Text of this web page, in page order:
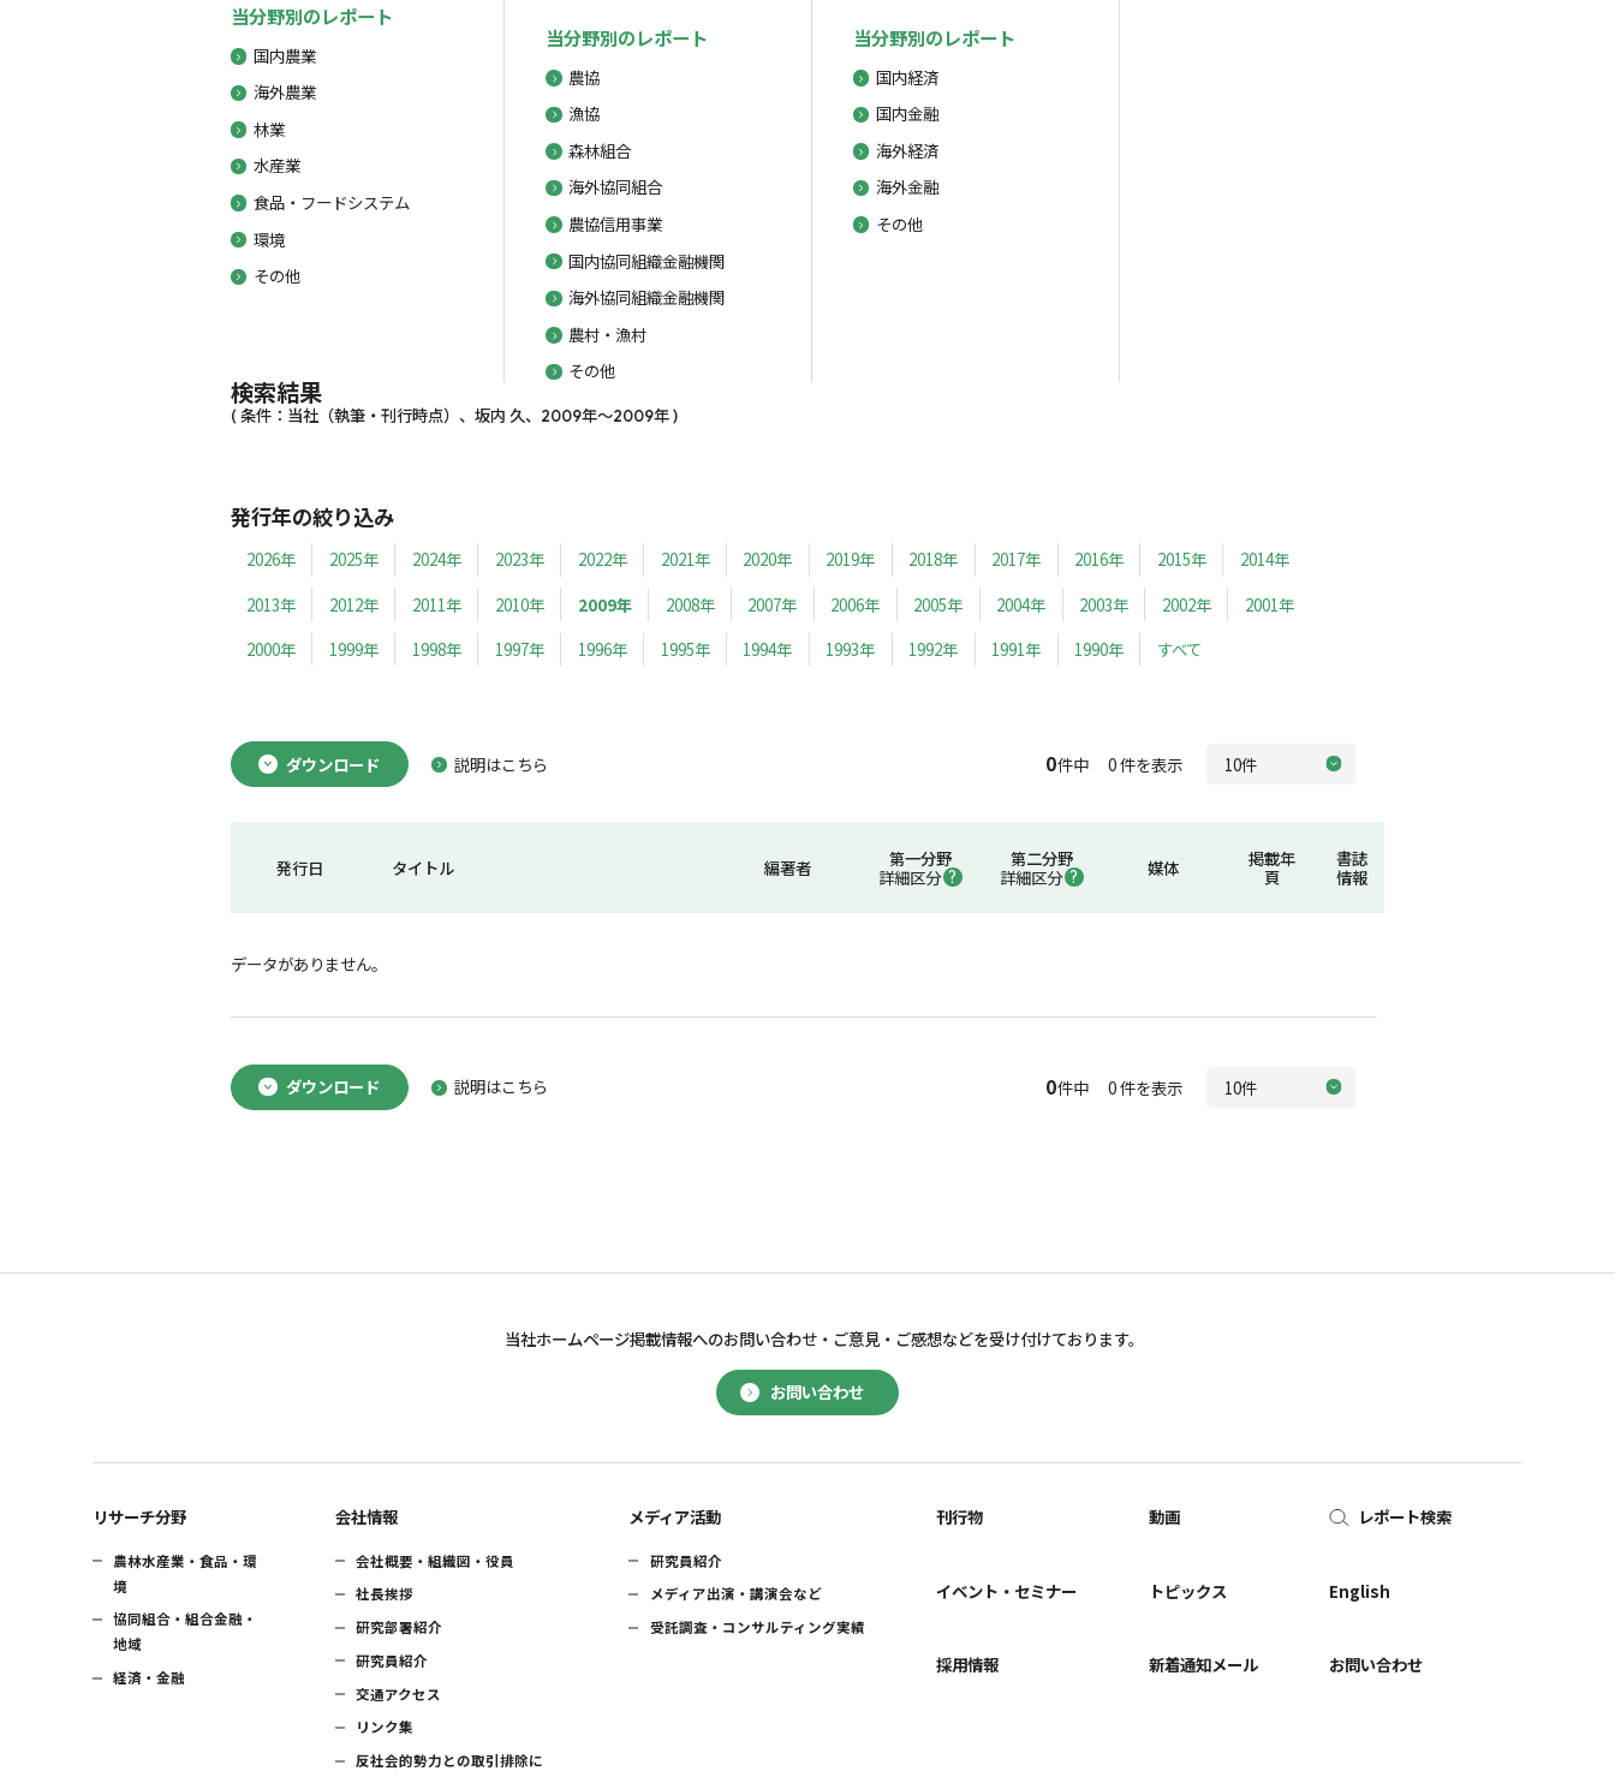
当分野別のレポート
国内農業
海外農業
林業
水産業
食品・フードシステム
環境
その他
当分野別のレポート
農協
漁協
森林組合
海外協同組合
農協信用事業
国内協同組織金融機関
海外協同組織金融機関
農村・漁村
その他
当分野別のレポート
国内経済
国内金融
海外経済
海外金融
その他
検索結果
( 条件：当社（執筆・刊行時点）、坂内 久、2009年～2009年 )
発行年の絞り込み
2026年 2025年 2024年 2023年 2022年 2021年 2020年 2019年 2018年 2017年 2016年 2015年
2014年
2013年
2012年 2011年 2010年 2009年 2008年 2007年 2006年 2005年 2004年 2003年 2002年
2001年
2000年
1999年 1998年 1997年 1996年 1995年 1994年 1993年 1992年 1991年 1990年 すべて
ダウンロード 説明はこちら 0件中 0 件を表示
発行日 タイトル 編著者
第一分野
詳細区分
第二分野
詳細区分
媒体
掲載年
頁
書誌
情報
データがありません。
ダウンロード 説明はこちら 0件中 0 件を表示
お問い合わせ
当社ホームページ掲載情報へのお問い合わせ・ ご意見・ご感想などを受け付けております。
リサーチ分野
農林水産業・食品・環
境
協同組合・組合金融・
地域
経済・金融
会社情報
会社概要・組織図・役員
社長挨拶
研究部署紹介
研究員紹介
交通アクセス
リンク集
反社会的勢力との取引排除に
メディア活動
研究員紹介
メディア出演・講演会など
受託調査・コンサルティング実績
刊行物
イベント・セミナー
採用情報
動画
トピックス
新着通知メール
レポート検索
English
お問い合わせ